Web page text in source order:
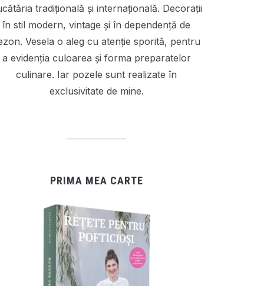
tradițională și internațională. Decorații
în stil modern, vintage și în dependență de
Vesela o aleg cu atenție sporită, pentru
a evidenția culoarea și forma preparatelor
culinare. Iar pozele sunt realizate în
exclusivitate de mine.
PRIMA MEA CARTE